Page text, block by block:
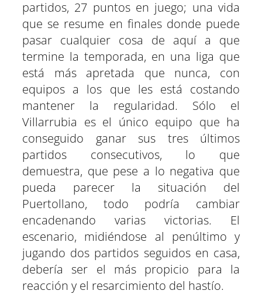
partidos, 27 puntos en juego; una vida
que se resume en finales donde puede
pasar cualquier cosa de aquí a que
termine la temporada, en una liga que
está más apretada que nunca, con
equipos a los que les está costando
mantener la regularidad. Sólo el
Villarrubia es el único equipo que ha
conseguido ganar sus tres últimos
partidos consecutivos, lo que
demuestra, que pese a lo negativa que
pueda parecer la situación del
Puertollano, todo podría cambiar
encadenando varias victorias. El
escenario, midiéndose al penúltimo y
jugando dos partidos seguidos en casa,
debería ser el más propicio para la
reacción y el resarcimiento del hastío.